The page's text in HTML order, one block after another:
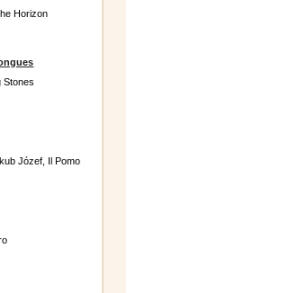
Horizon
Stones
Józef, Il Pomo